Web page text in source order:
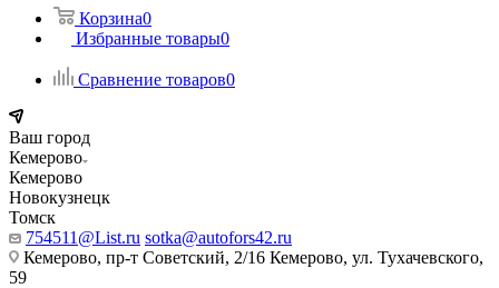
Корзина0
Избранные товары0
Сравнение товаров0
Ваш город
Кемерово
Кемерово
Новокузнецк
Томск
754511@List.ru sotka@autofors42.ru
Кемерово, пр-т Советский, 2/16 Кемерово, ул. Тухачевского,
59